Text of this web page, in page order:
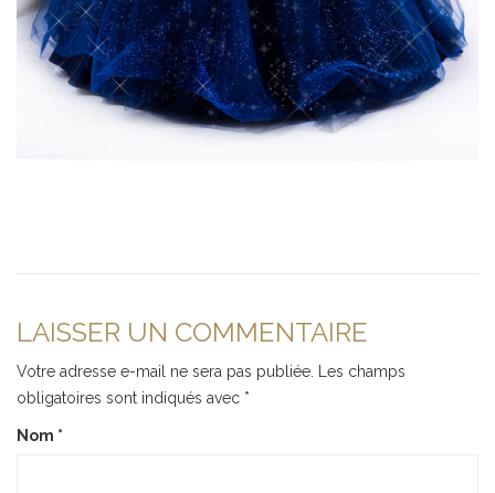
LAISSER UN COMMENTAIRE
Votre adresse e-mail ne sera pas publiée.
Les champs
obligatoires sont indiqués avec *
Nom *